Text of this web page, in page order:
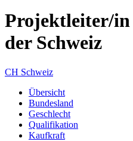
Projektleiter/in
der Schweiz
CH Schweiz
Übersicht
Bundesland
Geschlecht
Qualifikation
Kaufkraft